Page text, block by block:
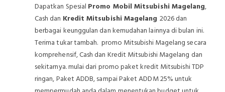
Dapatkan Spesial Promo Mobil Mitsubishi Magelang,
Cash dan Kredit Mitsubishi Magelang 2026 dan
berbagai keunggulan dan kemudahan lainnya di bulan ini.
Terima tukar tambah. promo Mitsubishi Magelang secara
komprehensif, Cash dan Kredit Mitsubishi Magelang dan
sekitarnya. mulai dari promo paket kredit Mitsubishi TDP
ringan, Paket ADDB, sampai Paket ADDM 25% untuk